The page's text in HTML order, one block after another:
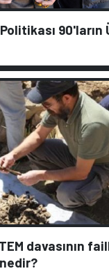
90'ların
davasının